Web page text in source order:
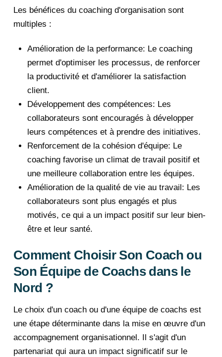
Les bénéfices du coaching d'organisation sont
multiples :
Amélioration de la performance: Le coaching
permet d'optimiser les processus, de renforcer
la productivité et d'améliorer la satisfaction
client.
Développement des compétences: Les
collaborateurs sont encouragés à développer
leurs compétences et à prendre des initiatives.
Renforcement de la cohésion d'équipe: Le
coaching favorise un climat de travail positif et
une meilleure collaboration entre les équipes.
Amélioration de la qualité de vie au travail: Les
collaborateurs sont plus engagés et plus
motivés, ce qui a un impact positif sur leur bien-
être et leur santé.
Comment Choisir Son Coach ou
Son Équipe de Coachs dans le
Nord ?
Le choix d'un coach ou d'une équipe de coachs est
une étape déterminante dans la mise en œuvre d'un
accompagnement organisationnel. Il s'agit d'un
partenariat qui aura un impact significatif sur le